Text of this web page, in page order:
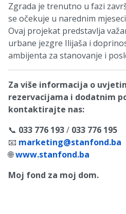
Zgrada je trenutno u fazi
se očekuje u narednim
Ovaj projekat predstavlja
urbane jezgre Ilijaša i
ambijenta za stanovanje i
Za više informacija o
rezervacijama i dodatnim
kontaktirajte nas:
📞 033 776 193/ 033 776 195
📧 marketing@stanfond.ba
🌐www.stanfond.ba
Moj fond za moj dom.